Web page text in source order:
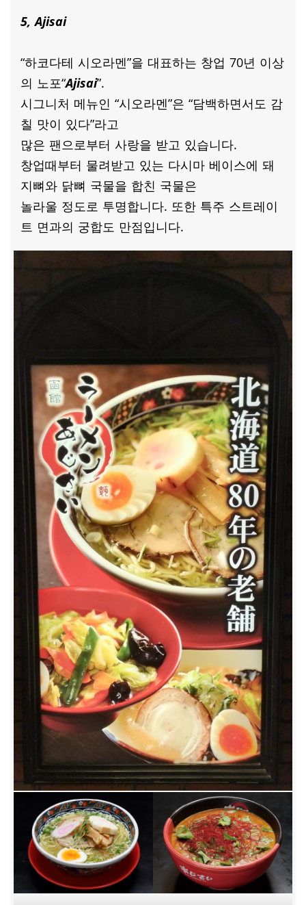
5, Ajisai
“하코다테 시오라멘”을 대표하는 창업 70년 이상
의 노포“Ajisai”.
시그니처 메뉴인 “시오라멘”은 “담백하면서도 감
칠 맛이 있다”라고
많은 팬으로부터 사랑을 받고 있습니다.
창업때부터 물려받고 있는 다시마 베이스에 돼
지뼈와 닭뼈 국물을 합친 국물은
놀라울 정도로 투명합니다. 또한 특주 스트레이
트 면과의 궁합도 만점입니다.